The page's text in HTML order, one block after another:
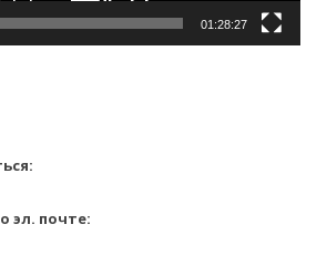
01:28:27
эл. почте: